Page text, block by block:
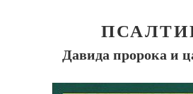
Давида пророка и